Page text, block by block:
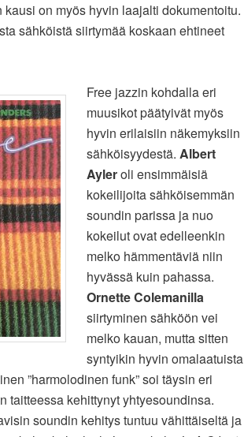
on myös hyvin laajalti dokumentoitu.
sähköistä siirtymää koskaan ehtineet
Free jazzin kohdalla eri
muusikot päätyivät myös
hyvin erilaisiin näkemyksiin
sähköisyydestä. Albert
Ayleroli ensimmäisiä
kokeilijoita sähköisemmän
soundin parissa ja nuo
kokeilut ovat edelleenkin
melko hämmentäviä niin
hyvässä kuin pahassa.
Ornette Colemanilla
siirtyminen sähköön vei
melko kauan, mutta sitten
syntyikin hyvin omalaatuista
”harmolodinen funk” soi täysin eri
taitteessa kehittynyt yhtyesoundinsa.
soundin kehitys tuntuu vähittäiseltä ja